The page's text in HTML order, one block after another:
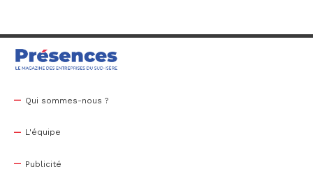
Qui sommes-nous ?
L'équipe
Publicité